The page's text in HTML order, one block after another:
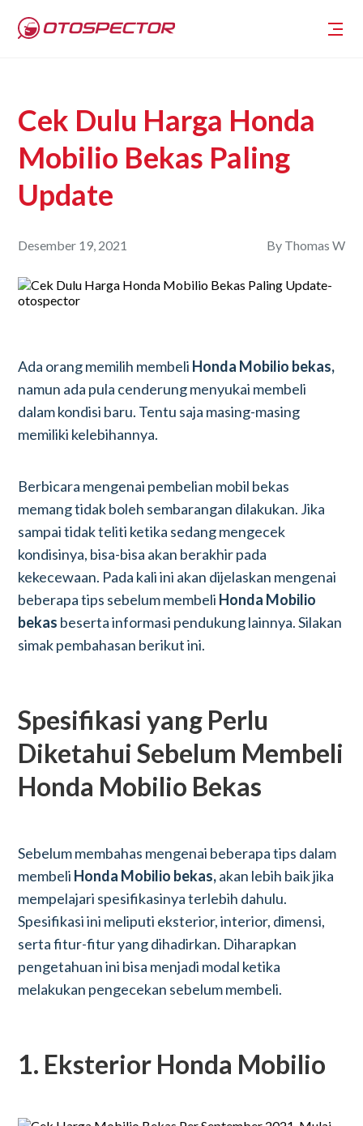
Cek Dulu Harga Honda
Mobilio Bekas Paling
Update
Desember 19, 2021 By Thomas W
Ada orang memilih membeli Honda Mobilio bekas,
namun ada pula cenderung menyukai membeli
dalam kondisi baru. Tentu saja masing-masing
memiliki kelebihannya.
Berbicara mengenai pembelian mobil bekas
memang tidak boleh sembarangan dilakukan. Jika
sampai tidak teliti ketika sedang mengecek
kondisinya, bisa-bisa akan berakhir pada
kekecewaan. Pada kali ini akan dijelaskan mengenai
beberapa tips sebelum membeli Honda Mobilio
bekas beserta informasi pendukung lainnya. Silakan
simak pembahasan berikut ini.
Spesifikasi yang Perlu
Diketahui Sebelum Membeli
Honda Mobilio Bekas
Sebelum membahas mengenai beberapa tips dalam
membeli Honda Mobilio bekas,akan lebih baik jika
mempelajari spesifikasinya terlebih dahulu.
Spesifikasi ini meliputi eksterior, interior, dimensi,
serta fitur-fitur yang dihadirkan. Diharapkan
pengetahuan ini bisa menjadi modal ketika
melakukan pengecekan sebelum membeli.
1. Eksterior Honda Mobilio